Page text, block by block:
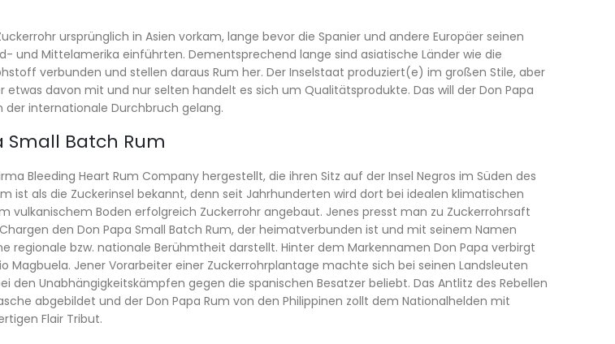
ursprünglich in Asien vorkam, lange bevor die Spanier und andere Europäer seinen
und Mittelamerika einführten. Dementsprechend lange sind asiatische Länder wie die
verbunden und stellen daraus Rum her. Der Inselstaat produziert(e) im großen Stile, aber
davon mit und nur selten handelt es sich um Qualitätsprodukte. Das will der Don Papa
der internationale Durchbruch gelang.
Small Batch Rum
Bleeding Heart Rum Company hergestellt, die ihren Sitz auf der Insel Negros im Süden des
ist als die Zuckerinsel bekannt, denn seit Jahrhunderten wird dort bei idealen klimatischen
vulkanischem Boden erfolgreich Zuckerrohr angebaut. Jenes presst man zu Zuckerrohrsaft
den Don Papa Small Batch Rum, der heimatverbunden ist und mit seinem Namen
regionale bzw. nationale Berühmtheit darstellt. Hinter dem Markennamen Don Papa verbirgt
Magbuela. Jener Vorarbeiter einer Zuckerrohrplantage machte sich bei seinen Landsleuten
den Unabhängigkeitskämpfen gegen die spanischen Besatzer beliebt. Das Antlitz des Rebellen
abgebildet und der Don Papa Rum von den Philippinen zollt dem Nationalhelden mit
Flair Tribut.